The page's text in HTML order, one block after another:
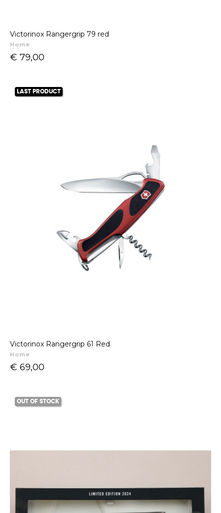
Victorinox Rangergrip 79 red
Home
Prijs
€ 79,00
LAST PRODUCT
Victorinox Rangergrip 61 Red
Home
Prijs
€ 69,00
OUT OF STOCK